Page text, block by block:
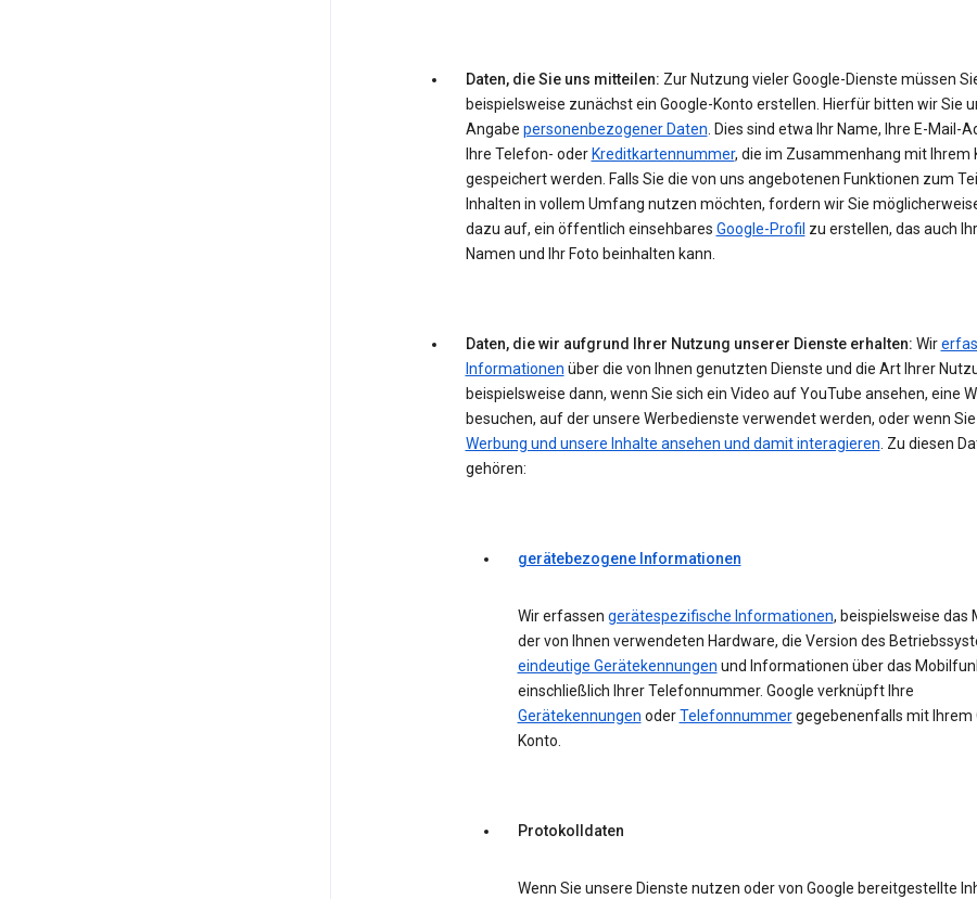
Daten, die Sie uns mitteilen: Zur Nutzung vieler Google-Dienste müssen
beispielsweise zunächst ein Google-Konto erstellen. Hierfür bitten wir Sie
Angabe personenbezogener Daten. Dies sind etwa Ihr Name, Ihre E-Mail-
Ihre Telefon- oder Kreditkartennummer, die im Zusammenhang mit Ihrem
gespeichert werden. Falls Sie die von uns angebotenen Funktionen zum
Inhalten in vollem Umfang nutzen möchten, fordern wir Sie
dazu auf, ein öffentlich einsehbares Google-Profil zu erstellen, das auch
Namen und Ihr Foto beinhalten kann.
Daten, die wir aufgrund Ihrer Nutzung unserer Dienste erhalten: Wir
Informationen über die von Ihnen genutzten Dienste und die Art Ihrer
beispielsweise dann, wenn Sie sich ein Video auf YouTube ansehen, eine
besuchen, auf der unsere Werbedienste verwendet werden, oder wenn Sie
Werbung und unsere Inhalte ansehen und damit interagieren. Zu diesen
gehören:
gerätebezogene Informationen
Wir erfassen gerätespezifische Informationen, beispielsweise das
der von Ihnen verwendeten Hardware, die Version des
eindeutige Gerätekennungen und Informationen über das
einschließlich Ihrer Telefonnummer. Google verknüpft Ihre
Gerätekennungen oderTelefonnummergegebenenfalls mit Ihrem
Konto.
Protokolldaten
Wenn Sie unsere Dienste nutzen oder von Google bereitgestellte